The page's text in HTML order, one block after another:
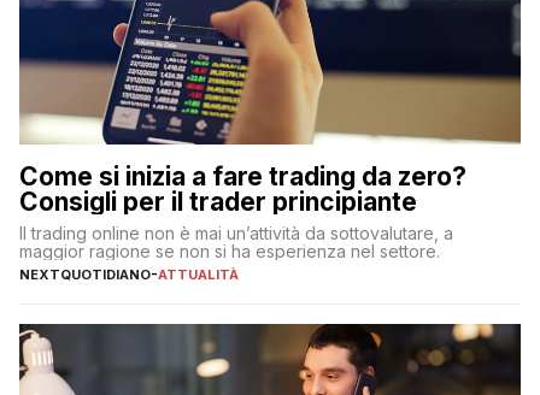
Come si inizia a fare trading da zero?
Consigli per il trader principiante
Il trading online non è mai un’attività da sottovalutare, a
maggior ragione se non si ha esperienza nel settore.
NEXTQUOTIDIANO-ATTUALITÀ